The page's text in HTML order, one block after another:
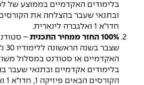
חדו"א 1 ואלגברה לינארית.
100% החזר ממחיר התכנית
–
בלימודים אקדמיים ובתנאי שעבר